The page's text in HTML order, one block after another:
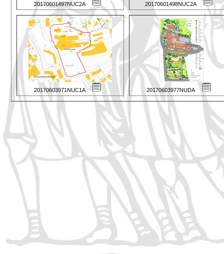
20170601497NUC2A 20170601498NUC2A
20170603971NUC1A 20170603977NUDA